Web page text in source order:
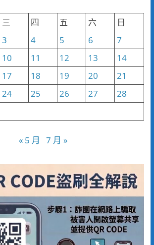
三 四 五 六
日
3 4 5 6
7
10 11 12 13
14
17 18 19 20
21
24 25 26 27
28
« 5 月 7 月 »